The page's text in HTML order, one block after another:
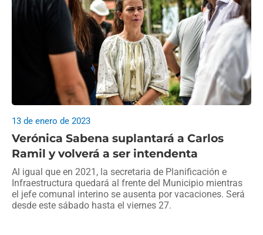
Verónica Sabena suplantará a Carlos
Ramil y volverá a ser intendenta
13 de enero de 2023
Al igual que en 2021, la secretaria de Planificación e
Infraestructura quedará al frente del Municipio mientras
el jefe comunal interino se ausenta por vacaciones. Será
desde este sábado hasta el viernes 27.